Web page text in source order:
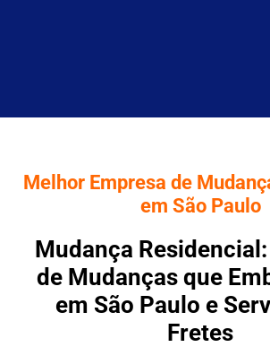
Melhor Empresa de
em São Paulo
Mudança
de Mudanças que
em São Paulo e
Fretes